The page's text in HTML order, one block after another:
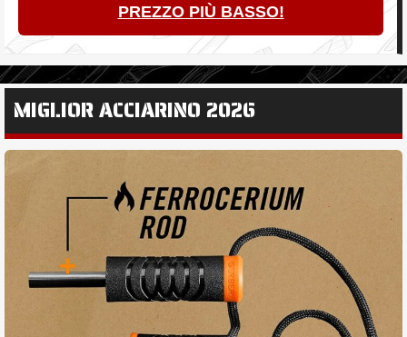
PREZZO PIÙ BASSO!
MIGLIOR ACCIARINO 2026